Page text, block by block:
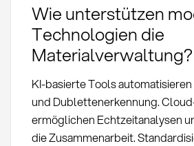
Wie unterstützen
Technologien die
Materialverwaltung?
KI-basierte Tools
und Dublettenerkennung.
ermöglichen Echtzeitanalysen
die Zusammenarbeit.